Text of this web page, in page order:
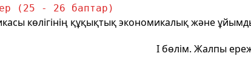
(25 - 26 баптар)
көлiгiнiң құқықтық экономикалық және
I бөлiм. Жалпы